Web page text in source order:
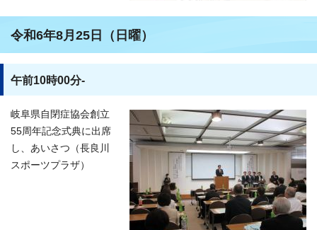
令和6年8月25日（日曜）
午前10時00分-
岐阜県自閉症協会創立
55周年記念式典に出席
し、あいさつ（長良川
スポーツプラザ）